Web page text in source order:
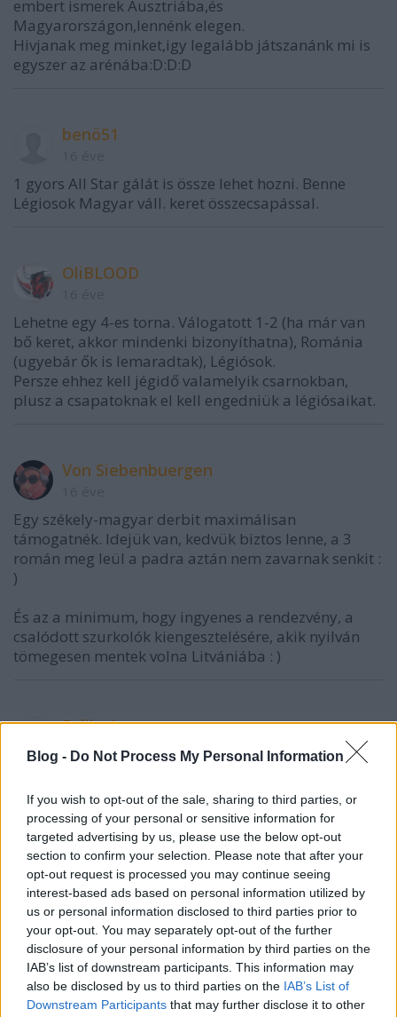
Blog - Do Not Process My Personal Information
If you wish to opt-out of the sale, sharing to third parties, or
processing of your personal or sensitive information for
targeted advertising by us, please use the below opt-out
section to confirm your selection. Please note that after your
opt-out request is processed you may continue seeing
interest-based ads based on personal information utilized by
us or personal information disclosed to third parties prior to
your opt-out. You may separately opt-out of the further
disclosure of your personal information by third parties on the
IAB’s list of downstream participants. This information may
also be disclosed by us to third parties on the IAB’s List of
Downstream Participants that may further disclose it to other
embert ismerek Ausztriába,és
Magyarországon,lennénk elegen.
Hivjanak meg minket,igy legalább játszanánk mi is
egyszer az arénába:D:D:D
benö51
1 gyors All Star gálát is össze lehet hozni. Benne
Légiosok Magyar váll. keret összecsapással.
OliBLOOD
Lehetne egy 4-es torna. Válogatott 1-2 (ha már van
bő keret, akkor mindenki bizonyíthatna), Románia
(ugyebár ők is lemaradtak), Légiósok.
Persze ehhez kell jégidő valamelyik csarnokban,
plusz a csapatoknak el kell engedniük a légiósaikat.
Von Siebenbuergen
Egy székely-magyar derbit maximálisan
támogatnék. Idejük van, kedvük biztos lenne, a 3
román meg leül a padra aztán nem zavarnak senkit :
)
És az a minimum, hogy ingyenes a rendezvény, a
csalódott szurkolók kiengesztelésére, akik nyilván
tömegesen mentek volna Litvániába : )
Fulike1
16 éve
pihenésnek idénre is meg lett az eredménye a DAB-
nál is, lassan már a szupermini is megveri...:D
Gabberboy
16 éve
Lehet még akcióznak valami a Szövetségben, ki
tudja.